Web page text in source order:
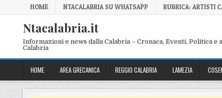
Skip to content
HOME NTACALABRIA SU WHATSAPP RUBRICA: ARTISTI
Ntacalabria.it
Informazioni e news dalla Calabria – Cronaca, Eventi, Politica e
Calabria
HOME AREA GRECANICA REGGIO CALABRIA LAMEZIA